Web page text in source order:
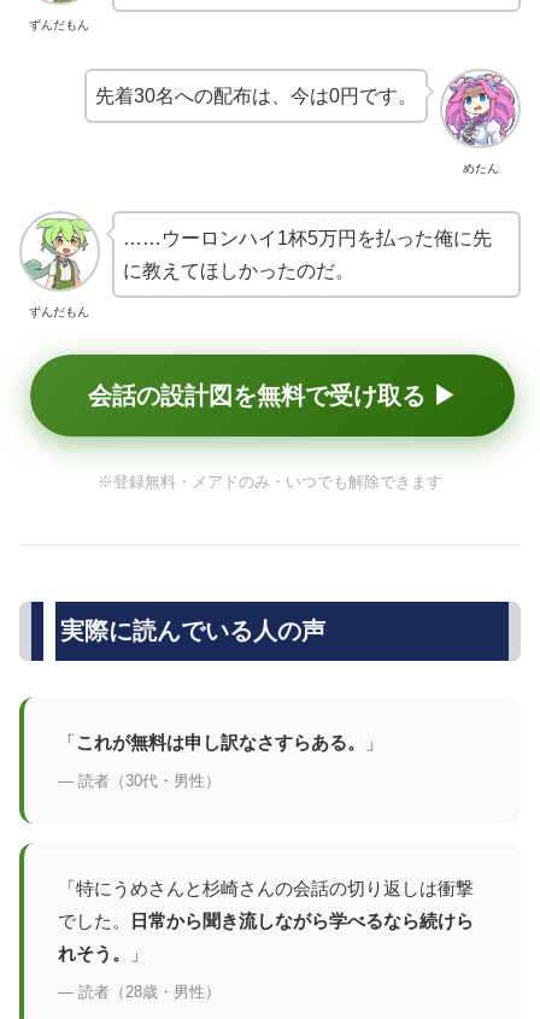
ずんだもん
めたん
先着30名への配布は、今は0円です。
ずんだもん
……ウーロンハイ1杯5万円を払った俺に先
に教えてほしかったのだ。
会話の設計図を無料で受け取る ▶
※登録無料・メアドのみ・いつでも解除できます
実際に読んでいる人の声
「これが無料は申し訳なさすらある。 」
— 読者（30代・男性）
「特にうめさんと杉崎さんの会話の切り返しは衝撃
でした。
日常から聞き流しながら学べるなら続けら
れそう。
」
— 読者（28歳・男性）